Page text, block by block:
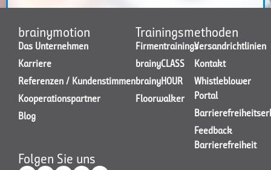
Anforderung? Schreiben Sie uns!
brainymotion
Das Unternehmen
Karriere
Referenzen / Kundenstimmen
Kooperationspartner
Blog
Trainingsmethoden
Firmentrainings
brainyCLASS
brainyHOUR
Floorwalker
Versandrichtlinien
Kontakt
Whistleblower
Portal
Feedback
Barrierefreiheit
Folgen Sie uns